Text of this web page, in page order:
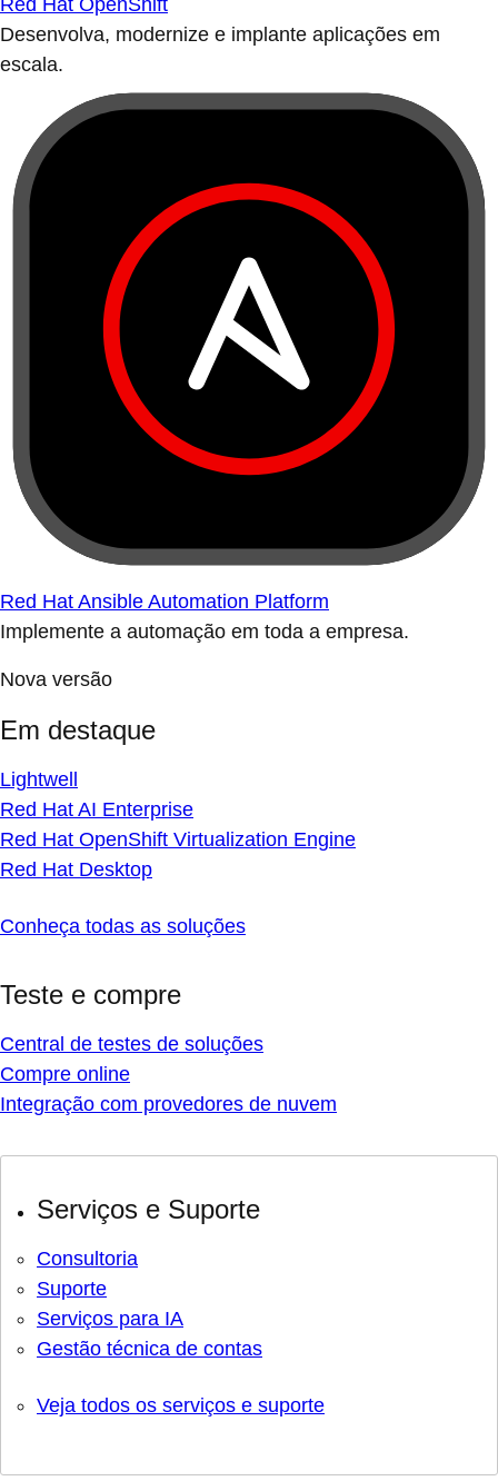
Red Hat OpenShift
Desenvolva, modernize e implante aplicações em
escala.
Red Hat Ansible Automation Platform
Implemente a automação em toda a empresa.
Nova versão
Em destaque
Lightwell
Red Hat AI Enterprise
Red Hat OpenShift Virtualization Engine
Red Hat Desktop
Conheça todas as soluções
Teste e compre
Central de testes de soluções
Compre online
Integração com provedores de nuvem
Serviços e Suporte
Consultoria
Suporte
Serviços para IA
Gestão técnica de contas
Veja todos os serviços e suporte